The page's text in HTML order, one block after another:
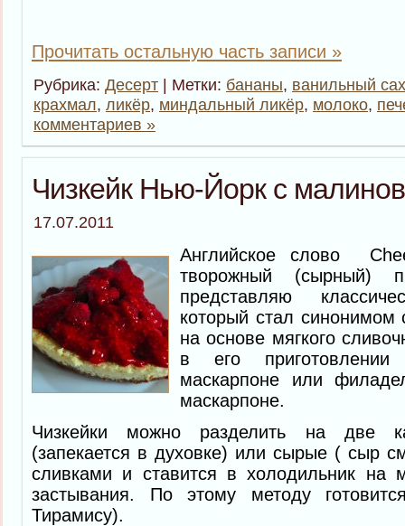
Прочитать остальную часть записи »
Рубрика: Десерт | Метки: бананы, ванильный
крахмал, ликёр, миндальный ликёр, молоко,
комментариев »
Чизкейк Нью-Йорк с
17.07.2011
Английское слово
творожный (сырный)
представляю
который стал синонимом
на основе мягкого
в его приготовлении
маскарпоне или
маскарпоне.
Чизкейки можно разделить на две
(запекается в духовке) или сырые ( сыр
сливками и ставится в холодильник на
застывания. По этому методу
Тирамису).